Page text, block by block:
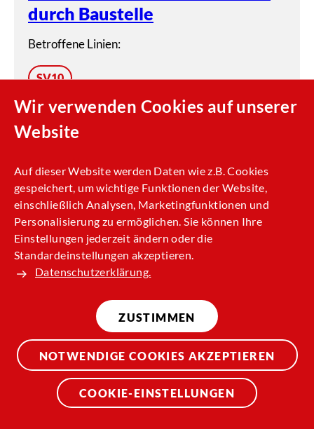
Wir verwenden Cookies auf unserer
Website
Auf dieser Website werden Daten wie z.B. Cookies
gespeichert, um wichtige Funktionen der Website,
einschließlich Analysen, Marketingfunktionen und
Personalisierung zu ermöglichen. Sie können Ihre
Einstellungen jederzeit ändern oder die
Standardeinstellungen akzeptieren.
Datenschutzerklärung.
ZUSTIMMEN
NOTWENDIGE COOKIES AKZEPTIEREN
COOKIE-EINSTELLUNGEN
durch Baustelle
Betroffene Linien:
SV10
Osnabrück: Haltestellenausfall
durch Baumaßnahme
Betroffene Linien:
N19
Ab 22.05.2026
Beckum: Haltestellenausfälle